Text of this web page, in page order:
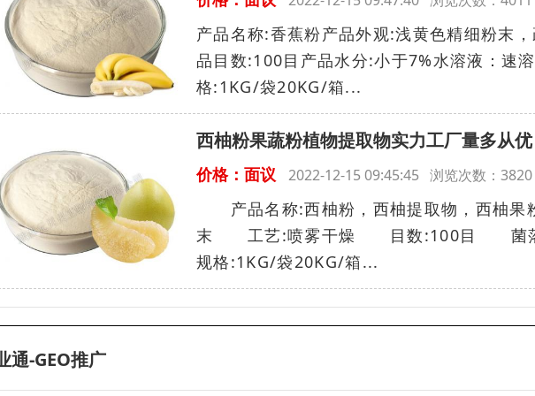
产品名称:香蕉粉产品外观:浅黄色精细粉末
品目数:100目产品水分:小于7%水溶液：速
格:1KG/袋20KG/箱...
西柚粉果蔬粉植物提取物实力工厂量多从优
价格：面议 2022-12-15 09:45:45 浏览次数：3820
产品名称:西柚粉，西柚提取物，西
末 工艺:喷雾干燥 目数:100目 菌落
规格:1KG/袋20KG/箱...
通-GEO推广